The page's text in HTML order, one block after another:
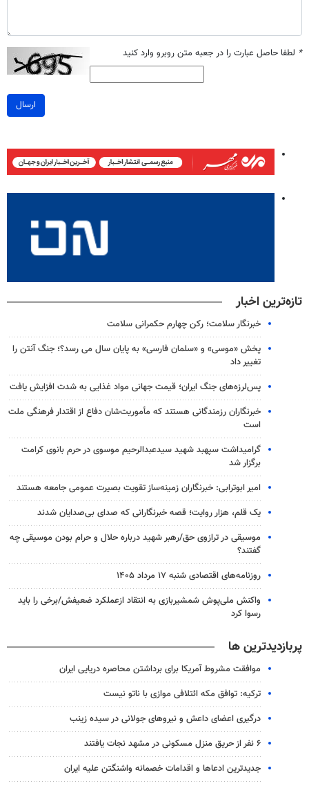
* لطفا حاصل عبارت را در جعبه متن روبرو وارد کنید
ارسال
تازه‌ترین اخبار
خبرنگار سلامت؛ رکن چهارم حکمرانی سلامت
پخش «موسی» و «سلمان فارسی» به پایان سال می رسد؟؛ جنگ آنتن را
تغییر داد
پس‌لرزه‌های جنگ ایران؛ قیمت جهانی مواد غذایی به شدت افزایش یافت
خبرنگاران رزمندگانی هستند که مأموریت‌شان دفاع از اقتدار فرهنگی ملت
است
گرامیداشت سپهبد شهید سیدعبدالرحیم موسوی در حرم بانوی کرامت
برگزار شد
امیر ابوترابی: خبرنگاران زمینه‌ساز تقویت بصیرت عمومی جامعه هستند
یک قلم، هزار روایت؛ قصه خبرنگارانی که صدای بی‌صدایان شدند
موسیقی در ترازوی حق/رهبر شهید درباره حلال و حرام بودن موسیقی چه
گفتند؟
روزنامه‌های اقتصادی شنبه ۱۷ مرداد ۱۴۰۵
واکنش ملی‌پوش شمشیربازی به انتقاد ازعملکرد ضعیفش/برخی را باید
رسوا کرد
پربازدیدترین ها
موافقت مشروط آمریکا برای برداشتن محاصره دریایی ایران
ترکیه: توافق مکه ائتلافی موازی با ناتو نیست
درگیری اعضای داعش و نیروهای جولانی در سیده زینب
۶ نفر از حریق منزل مسکونی در مشهد نجات یافتند
جدیدترین ادعاها و اقدامات خصمانه واشنگتن علیه ایران